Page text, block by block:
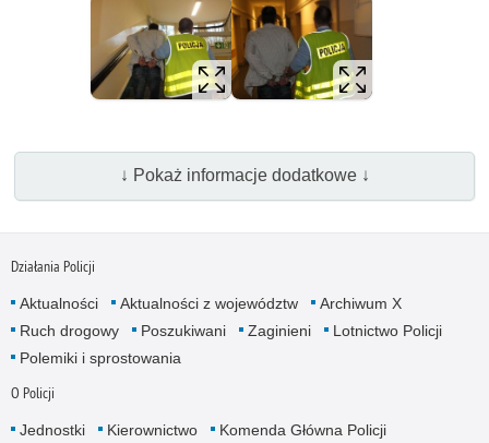
↓ Pokaż informacje dodatkowe ↓
Działania Policji
Aktualności Aktualności z województw
Archiwum X
Ruch drogowy
Poszukiwani Zaginieni
Lotnictwo Policji
Polemiki i sprostowania
O Policji
Jednostki Kierownictwo
Komenda Główna Policji